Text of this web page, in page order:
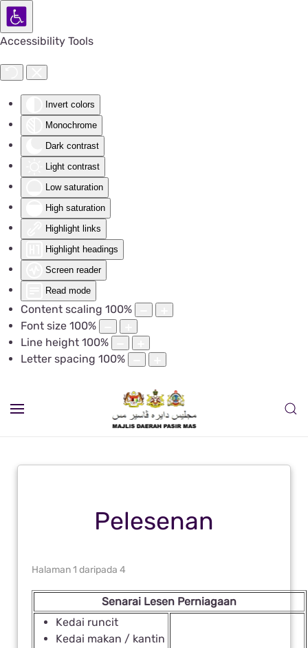
Accessibility Tools
Invert colors
Monochrome
Dark contrast
Light contrast
Low saturation
High saturation
Highlight links
Highlight headings
Screen reader
Read mode
Content scaling 100%
Font size 100%
Line height 100%
Letter spacing 100%
Pelesenan
Halaman 1 daripada 4
Senarai Lesen Perniagaan
Kedai runcit
Kedai makan / kantin